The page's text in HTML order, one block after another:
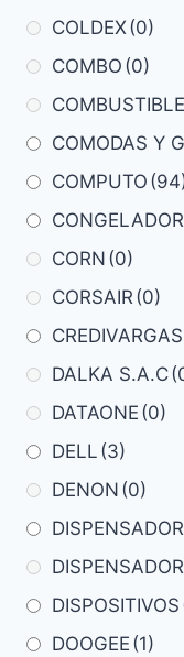
COLDEX(0)
COMBO (0)
COMODAS Y
COMPUTO
CORN (0)
CORSAIR(0)
CREDIVARGAS
DALKA S.A.C
DATAONE (0)
DELL (3)
DENON (0)
DISPOSITIVOS
DOOGEE (1)